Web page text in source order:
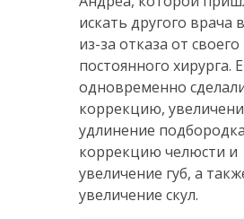
искать другого врача
из-за отказа от своего
постоянного хирурга.
одновременно
коррекцию,
удлинение
коррекцию челюсти и
увеличение губ, а
увеличение скул.